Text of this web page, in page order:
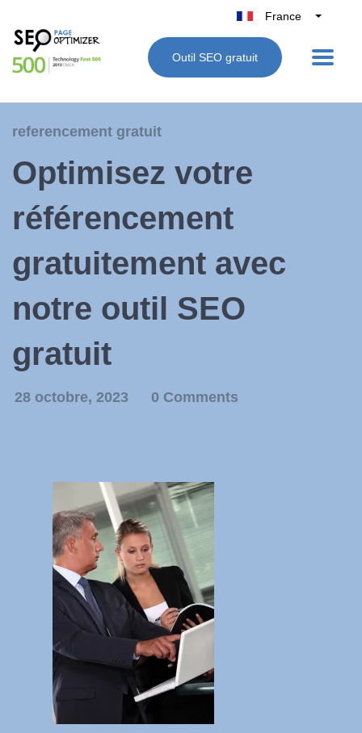
France
Belgique
België
Outil SEO gratuit
referencement gratuit
Optimisez votre
référencement
gratuitement avec
notre outil SEO
gratuit
28 octobre, 2023 0 Comments